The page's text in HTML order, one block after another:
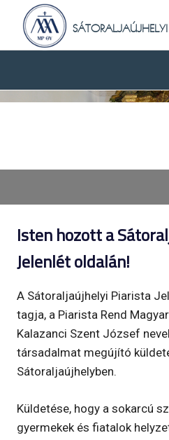
SÁTORALJAÚJHELYI
content
Isten hozott a
Jelenlét oldalán!
A Sátoraljaújhelyi Piarista
tagja, a Piarista Rend
Kalazanci Szent József
társadalmat megújító
Sátoraljaújhelyben.
Küldetése, hogy a sokarcú
gyermekek és fiatalok